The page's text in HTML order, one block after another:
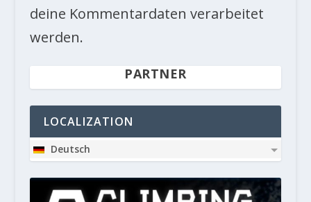
deine Kommentardaten verarbeitet
werden.
PARTNER
LOCALIZATION
Deutsch